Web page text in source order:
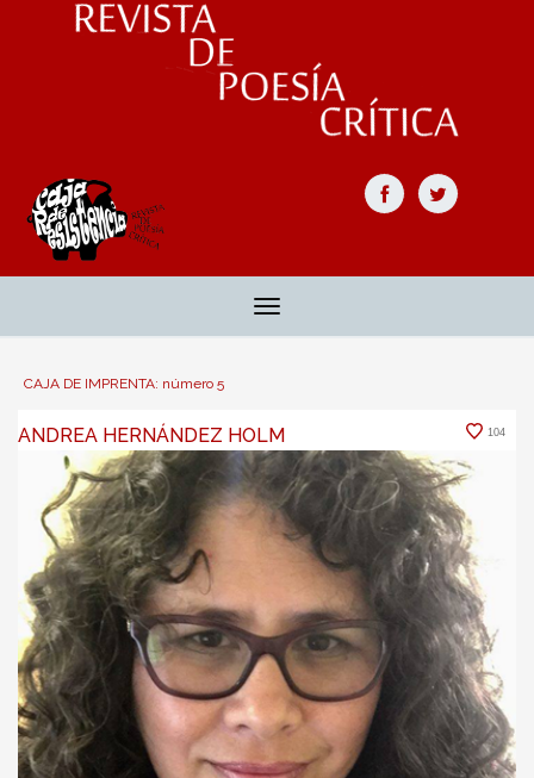
Toggle
navigation
CAJA DE IMPRENTA: número 5
ANDREA HERNÁNDEZ HOLM 104